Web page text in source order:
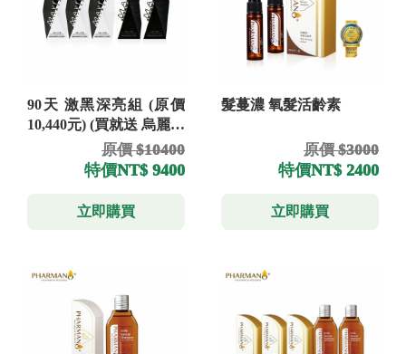
90天 激黑深亮組 (原價
10,440元) (買就送 烏麗絲
洗髮精 300ml)原價 $10400
特價NT$ 9400
立即購買
髮蔓濃 氧髮活齡素
原價 $3000
特價NT$ 2400
立即購買